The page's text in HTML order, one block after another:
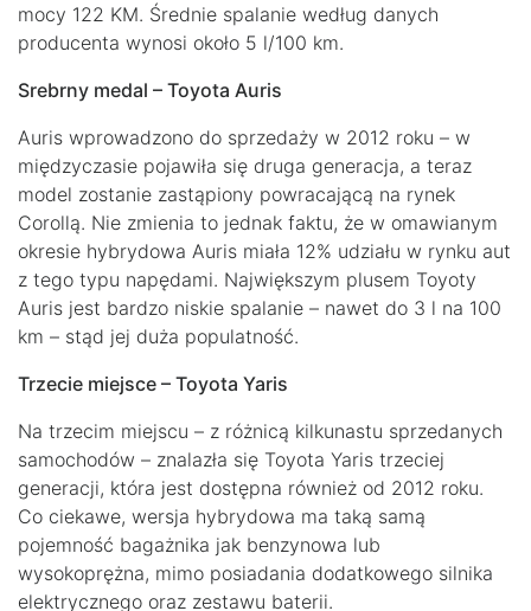
mocy 122 KM. Średnie spalanie według danych
producenta wynosi około 5 l/100 km.
Srebrny medal – Toyota Auris
Auris wprowadzono do sprzedaży w 2012 roku – w
międzyczasie pojawiła się druga generacja, a teraz
model zostanie zastąpiony powracającą na rynek
Corollą. Nie zmienia to jednak faktu, że w omawianym
okresie hybrydowa Auris miała 12% udziału w rynku aut
z tego typu napędami. Największym plusem Toyoty
Auris jest bardzo niskie spalanie – nawet do 3 l na 100
km – stąd jej duża populatność.
Trzecie miejsce – Toyota Yaris
Na trzecim miejscu – z różnicą kilkunastu sprzedanych
samochodów – znalazła się Toyota Yaris trzeciej
generacji, która jest dostępna również od 2012 roku.
Co ciekawe, wersja hybrydowa ma taką samą
pojemność bagażnika jak benzynowa lub
wysokoprężna, mimo posiadania dodatkowego silnika
elektrycznego oraz zestawu baterii.